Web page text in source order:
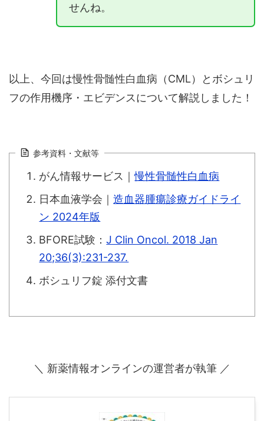
せんね。
以上、今回は慢性骨髄性白血病（CML）とボシュリ
フの作用機序・エビデンスについて解説しました！
参考資料・文献等
がん情報サービス｜慢性骨髄性白血病
日本血液学会｜造血器腫瘍診療ガイドライ
ン 2024年版
BFORE試験：J Clin Oncol. 2018 Jan
20;36(3):231-237.
ボシュリフ錠 添付文書
＼ 新薬情報オンラインの運営者が執筆 ／